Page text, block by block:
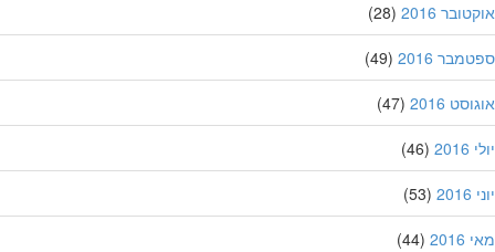
2016
(28)
2016
(49)
2016
(47)
(46)
(53)
(44)